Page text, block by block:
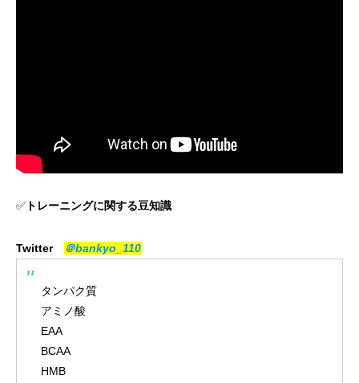
✅ トレーニングに関する豆知識
Twitter ＠bankyo_110
タンパク質
アミノ酸
EAA
BCAA
HMB